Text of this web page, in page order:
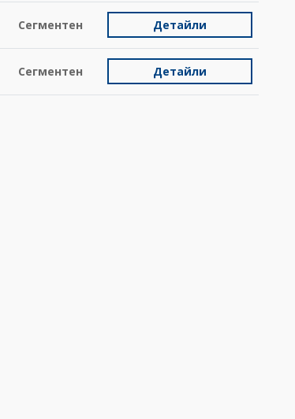
Сегментен Детайли
Сегментен Детайли